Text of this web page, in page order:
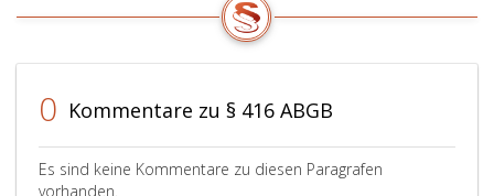
0 Kommentare zu § 416 ABGB
Es sind keine Kommentare zu diesen Paragrafen
vorhanden.